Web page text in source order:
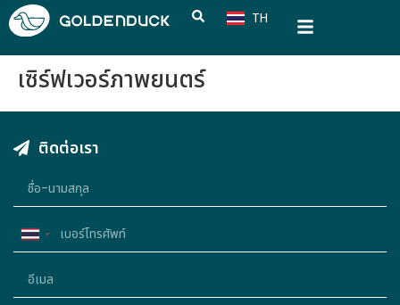
TH
CN
เซิร์ฟเวอร์ภาพยนตร์
ติดต่อเรา
Thailand